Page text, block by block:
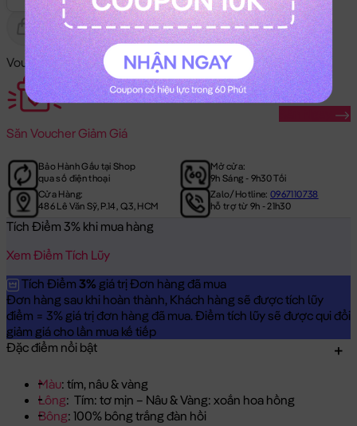
Gửi Tặng Hết Hàng
Voucher Mã Khuyến Mãi:
Săn Voucher Giảm Giá
Bảo Hành Gấu tại Shop
qua số điện thoại
Mở cửa:
9h Sáng - 9h30 Tối
Cửa Hàng:
486 Lê Văn Sỹ, P.14, Q.3, HCM
Zalo/Hotline:0967110738
hỗ trợ từ 9h - 21h30
Tích Điểm 3% khi mua hàng
Xem Điểm Tích Lũy
Tích Điểm 3% giá trị Đơn hàng đã mua
Đơn hàng sau khi hoàn thành, Khách hàng sẽ được tích lũy
điểm = 3% giá trị đơn hàng đã mua. Điểm tích lũy sẽ được qui đổi
giảm giá cho lần mua kế tiếp
Đặc điểm nổi bật
Màu: tím, nâu & vàng
Lông: Tím: tơ mịn – Nâu & Vàng: xoắn hoa hồng
Bông: 100% bông trắng đàn hồi